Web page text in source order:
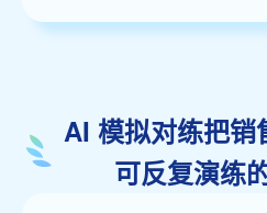
AI 模拟对练把销
可反复演练